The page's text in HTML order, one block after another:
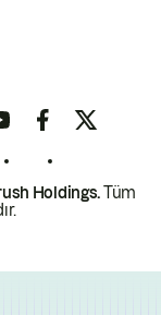
Holdings.Tüm